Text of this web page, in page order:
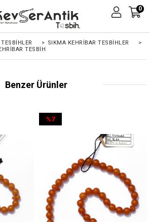
0
> SIKMA KEHRİBAR TESBİHLER
>
TESBIH
Benzer Ürünler
%7